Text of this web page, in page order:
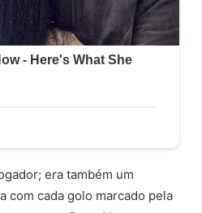
era também um
com cada golo marcado pela